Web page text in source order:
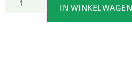
IN WINKELWAGEN